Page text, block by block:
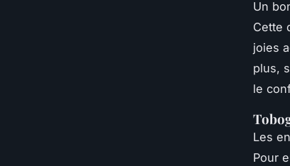
Un
Cette
joies
plus,
le
Les
Pour